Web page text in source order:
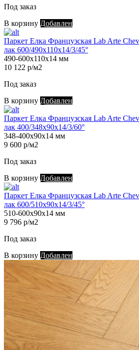
Под заказ
В корзину Добавлен
Паркет Елка Французская Lab Arte
лак 600/490х110х14/3/45°
490-600х110х14 мм
10 122 р/м2
Под заказ
В корзину Добавлен
Паркет Елка Французская Lab Arte
лак 400/348х90х14/3/60°
348-400х90х14 мм
9 600 р/м2
Под заказ
В корзину Добавлен
Паркет Елка Французская Lab Arte
лак 600/510х90х14/3/45°
510-600х90х14 мм
9 796 р/м2
Под заказ
В корзину Добавлен